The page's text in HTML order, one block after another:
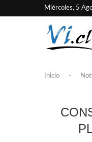
Miércoles, 5
Inicio -